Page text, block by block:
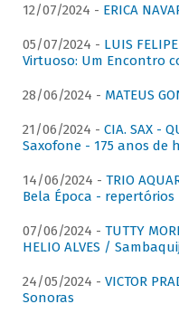
12/07/2024 - ERICA
05/07/2024 - LUIS
Virtuoso: Um Encontro
28/06/2024 - MATEUS
21/06/2024 - CIA. SAX -
Saxofone - 175 anos de
14/06/2024 - TRIO
Bela Época -
07/06/2024 - TUTTY
HELIO ALVES /
24/05/2024 - VICTOR
Sonoras